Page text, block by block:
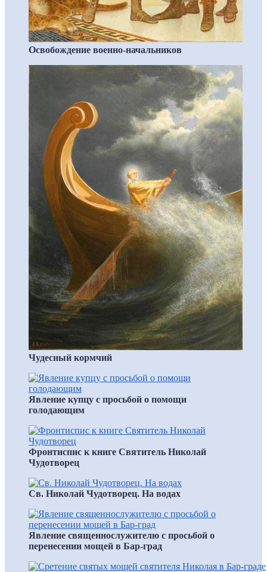
Освобождение военно-начальников
Чудесный кормчий
Явление купцу с просьбой о помощи
голодающим
Фронтиспис к книге Святитель Николай
Чудотворец
Св. Николай Чудотворец. На водах
Явление священнослужителю с просьбой о
перенесении мощей в Бар-град